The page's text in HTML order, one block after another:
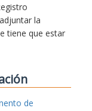
la
tiene que estar
de